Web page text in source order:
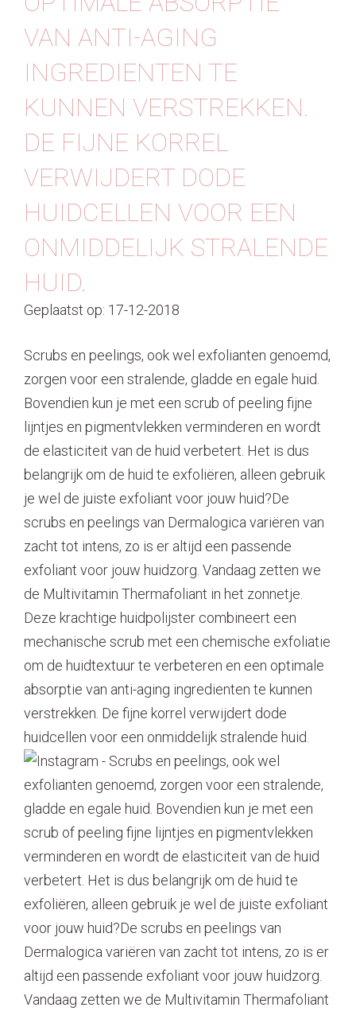
VAN ANTI-AGING
INGREDIENTEN TE
KUNNEN VERSTREKKEN.
DE FIJNE KORREL
VERWIJDERT DODE
HUIDCELLEN VOOR EEN
ONMIDDELIJK STRALENDE
HUID.
Geplaatst op: 17-12-2018
Scrubs en peelings, ook wel exfolianten genoemd,
zorgen voor een stralende, gladde en egale huid.
Bovendien kun je met een scrub of peeling fijne
lijntjes en pigmentvlekken verminderen en wordt
de elasticiteit van de huid verbetert. Het is dus
belangrijk om de huid te exfoliëren, alleen gebruik
je wel de juiste exfoliant voor jouw huid?De
scrubs en peelings van Dermalogica variëren van
zacht tot intens, zo is er altijd een passende
exfoliant voor jouw huidzorg. Vandaag zetten we
de Multivitamin Thermafoliant in het zonnetje.️
Deze krachtige huidpolijster combineert een
mechanische scrub met een chemische exfoliatie
om de huidtextuur te verbeteren en een optimale
absorptie van anti-aging ingredienten te kunnen
verstrekken. De fijne korrel verwijdert dode
huidcellen voor een onmiddelijk stralende huid.